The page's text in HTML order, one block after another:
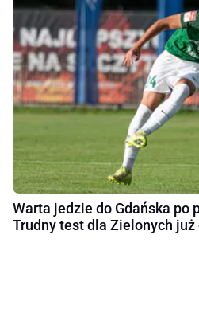
Warta jedzie do Gdańska po
Trudny test dla Zielonych